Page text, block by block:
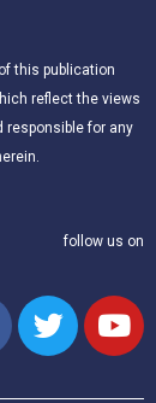
this publication
reflect the views
responsible for any
follow us on